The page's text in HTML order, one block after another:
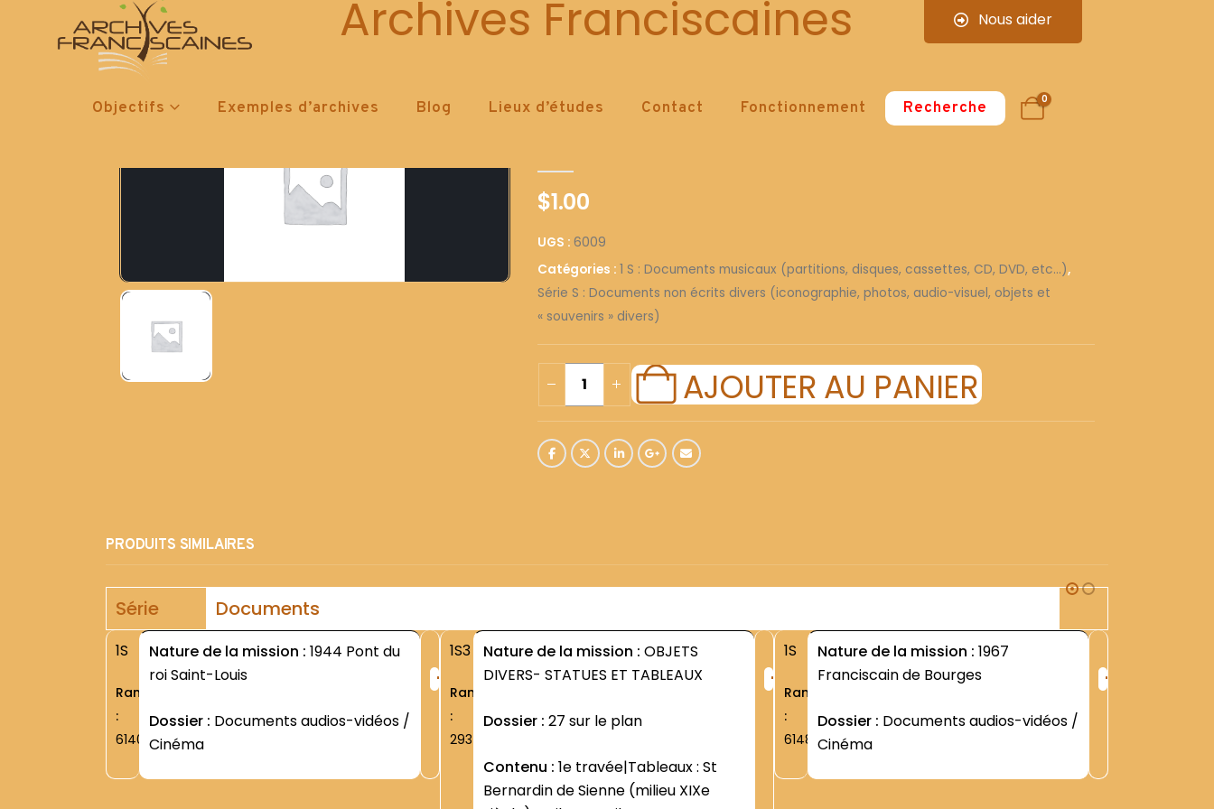
Archives Franciscaines Nous aider
Objectifs Exemples d’archives Blog Lieux d’études Contact Fonctionnement Recherche 0
6009
$1.00
UGS : 6009
Catégories : 1 S : Documents musicaux (partitions, disques, cassettes, CD, DVD, etc...),
Série S : Documents non écrits divers (iconographie, photos, audio-visuel, objets et
« souvenirs » divers)
AJOUTER AU PANIER
PRODUITS SIMILAIRES
Série Documents
1S
Rang
:
6140
Nature de la mission : 1944 Pont du
roi Saint-Louis
Dossier : Documents audios-vidéos /
Cinéma
+
1S3
Rang
:
2937
Nature de la mission : OBJETS
DIVERS- STATUES ET TABLEAUX
Dossier : 27 sur le plan
Contenu :
Bernardin de Sienne (milieu XIXe
+
1S
Rang
:
6148
Nature de la mission : 1967
Franciscain de Bourges
Dossier : Documents audios-vidéos /
Cinéma
+